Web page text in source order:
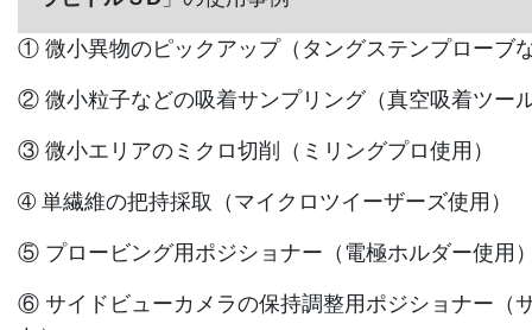
① 微小異物のピックアップ（タングステンプローブ
② 微小粒子などの吸着サンプリング（真空吸着ツー
③ 微小エリアのミクロ切削（ミリングプロ使用）
➃ 単繊維の把持採取（マイクロツイーザーズ使用）
⑤ プロービング用ポジショナー（電極ホルダー使用
⑥ サイドビューカメラの保持調整用ポジショナー（